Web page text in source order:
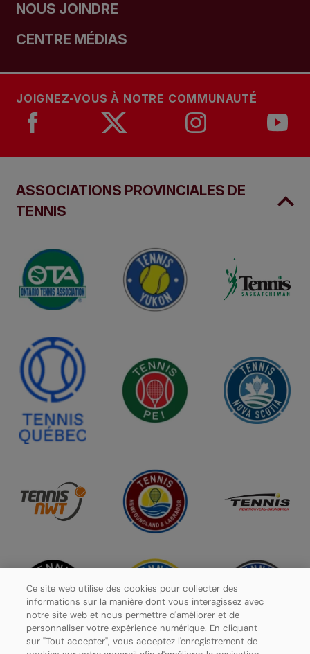
NOUS JOINDRE
CENTRE MÉDIAS
JOIGNEZ-VOUS À NOTRE COMMUNAUTÉ
ASSOCIATIONS PROVINCIALES DE
TENNIS
Ce site web utilise des cookies pour collecter des
informations sur la manière dont vous interagissez avec
notre site web et nous permettre d'améliorer et de
personnaliser votre expérience numérique. En cliquant
sur "Tout accepter", vous acceptez l'enregistrement de